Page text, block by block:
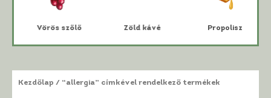
Vörös szőlő Zöld kávé Propolisz
Kezdőlap / “allergia” címkével rendelkező termékek